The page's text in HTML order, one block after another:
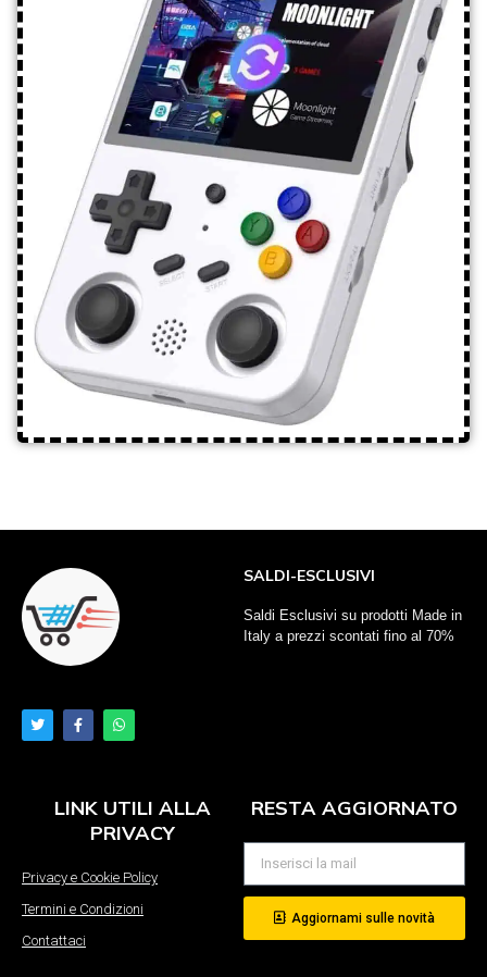
SALDI-ESCLUSIVI
Saldi Esclusivi su prodotti Made in
Italy a prezzi scontati fino al 70%
LINK UTILI ALLA
PRIVACY
Privacy e Cookie Policy
Termini e Condizioni
Contattaci
RESTA AGGIORNATO
Aggiornami sulle novità